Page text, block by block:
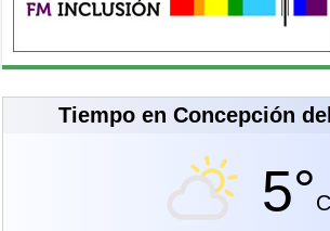
Tiempo en Concepción
5°C